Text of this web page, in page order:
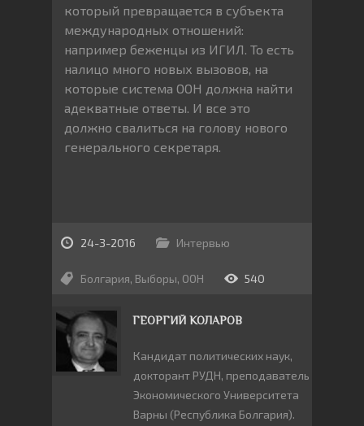
который превращается в субъекта
международных отношений:
например беженцы из ИГИЛ. То есть
налицо много новых вызовов, на
которые система ООН должна найти
адекватные ответы. И все это
должно свалиться на голову нового
генерального секретаря.
24-3-2016 Интервью
Болгария, Выборы, ООН 540
ГЕОРГИЙ КОЛАРОВ
Кандидат политических наук,
докторант РУДН, преподаватель
Экономического Университета
Варны (Республика Болгария).